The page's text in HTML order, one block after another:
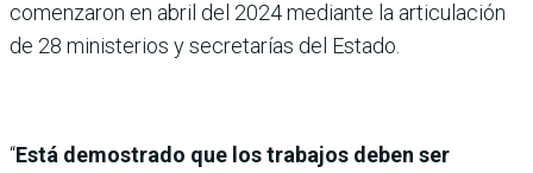
comenzaron en abril del 2024 mediante la articulación
de 28 ministerios y secretarías del Estado.
“Está demostrado que los trabajos deben ser